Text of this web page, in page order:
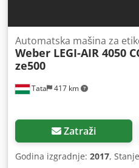
Tata 417 km
Automatska mašina za
Weber LEGI-AIR 4050
ze500
Zatraži
Godina izgradnje: 2017,